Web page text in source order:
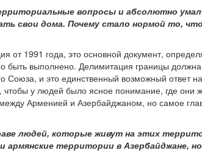
вопросы и абсолютно
свои дома. Почему стало нормой то,
от 1991 года, это основной документ,
быть выполнено. Делимитация границы
Союза, и это единственный возможный ответ
у людей было ясное понимание, где они
Арменией и Азербайджаном, но самое
людей, которые живут на этих
армянские территории в Азербайджане,